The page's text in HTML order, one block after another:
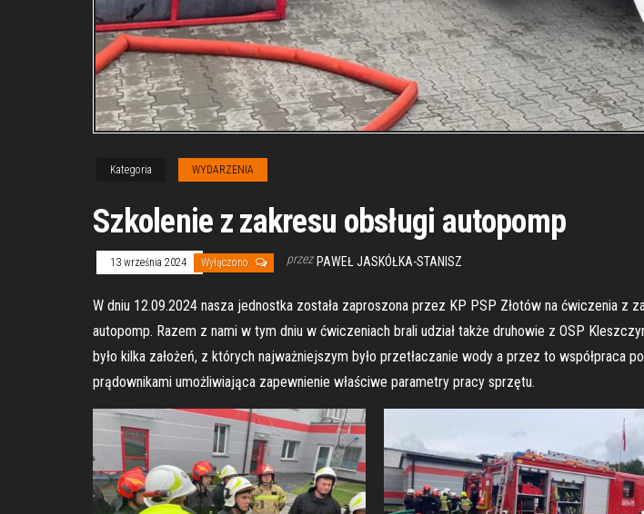
Kategoria WYDARZENIA
Szkolenie z zakresu obsługi autopomp
13 września 2024 Wyłączono przez PAWEŁ JASKÓŁKA-STANISZ
W dniu 12.09.2024 nasza jednostka została zaproszona przez KP PSP Złotów na ćwiczenia z
autopomp. Razem z nami w tym dniu w ćwiczeniach brali udział także druhowie z OSP
było kilka założeń, z których najważniejszym było przetłaczanie wody a przez to współpraca
prądownikami umożliwiająca zapewnienie właściwe parametry pracy sprzętu.